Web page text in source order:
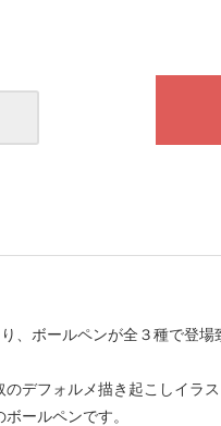
、ボールペンが全３種で登場
デフォルメ描き起こしイラ
ールペンです。